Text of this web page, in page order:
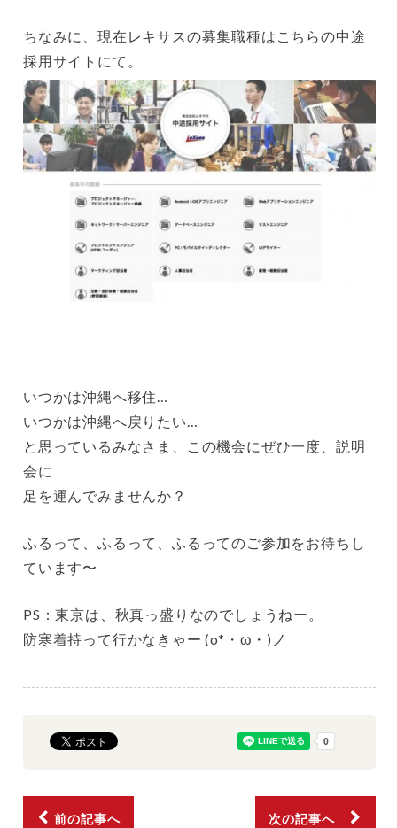
ちなみに、現在レキサスの募集職種はこちらの中途
採用サイトにて。
いつかは沖縄へ移住…
いつかは沖縄へ戻りたい…
と思っているみなさま、この機会にぜひ一度、説明
会に
足を運んでみませんか？
ふるって、ふるって、ふるってのご参加をお待ちし
ています〜
PS：東京は、秋真っ盛りなのでしょうねー。
防寒着持って行かなきゃー (o*・ω・)ノ
前の記事へ 次の記事へ